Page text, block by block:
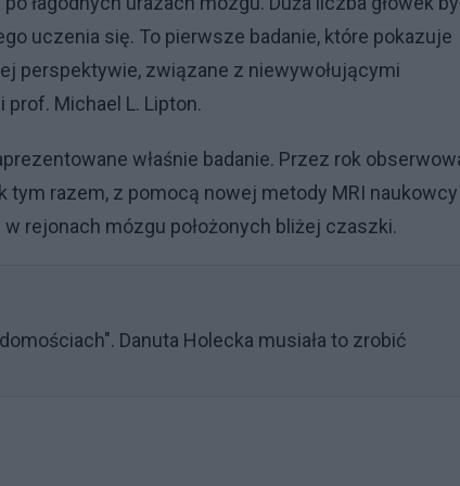
uczenia się. To pierwsze badanie, które pokazuje
perspektywie, związane z niewywołującymi
Michael L. Lipton.
właśnie badanie. Przez rok
tym razem, z pomocą nowej metody MRI naukowcy
rejonach mózgu położonych bliżej czaszki.
Danuta Holecka musiała to zrobić